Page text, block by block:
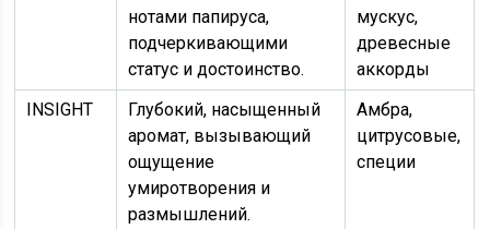
нотами папируса,
подчеркивающими
статус и достоинство.
мускус,
древесные
аккорды
INSIGHT
Глубокий, насыщенный
аромат, вызывающий
ощущение
умиротворения и
размышлений.
Амбра,
цитрусовые,
специи